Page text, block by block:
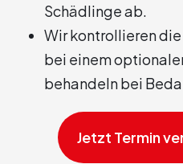
Schädlinge ab.
Wir kontrollieren
bei einem
behandeln bei
Jetzt Termin